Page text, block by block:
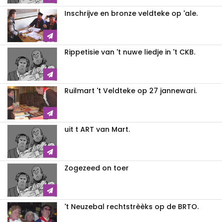
Inschrijve en bronze veldteke op 'ale.
Rippetisie van 't nuwe liedje in 't CKB.
Ruilmart 't Veldteke op 27 jannewari.
uit t ART van Mart.
Zogezeed on toer
't Neuzebal rechtstrèèks op de BRTO.